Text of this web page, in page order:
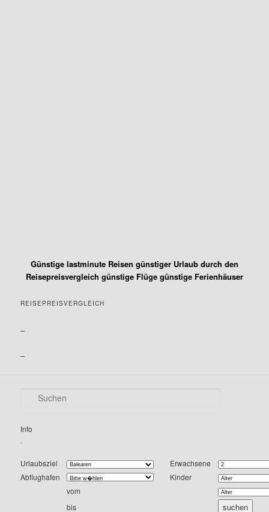
Günstige lastminute Reisen günstiger Urlaub durch den
Reisepreisvergleich günstige Flüge günstige Ferienhäuser
REISEPREISVERGLEICH
–
–
h
Info
.
Urlaubsziel
Erwachsene
Abflughafen
Kinder
vom
bis